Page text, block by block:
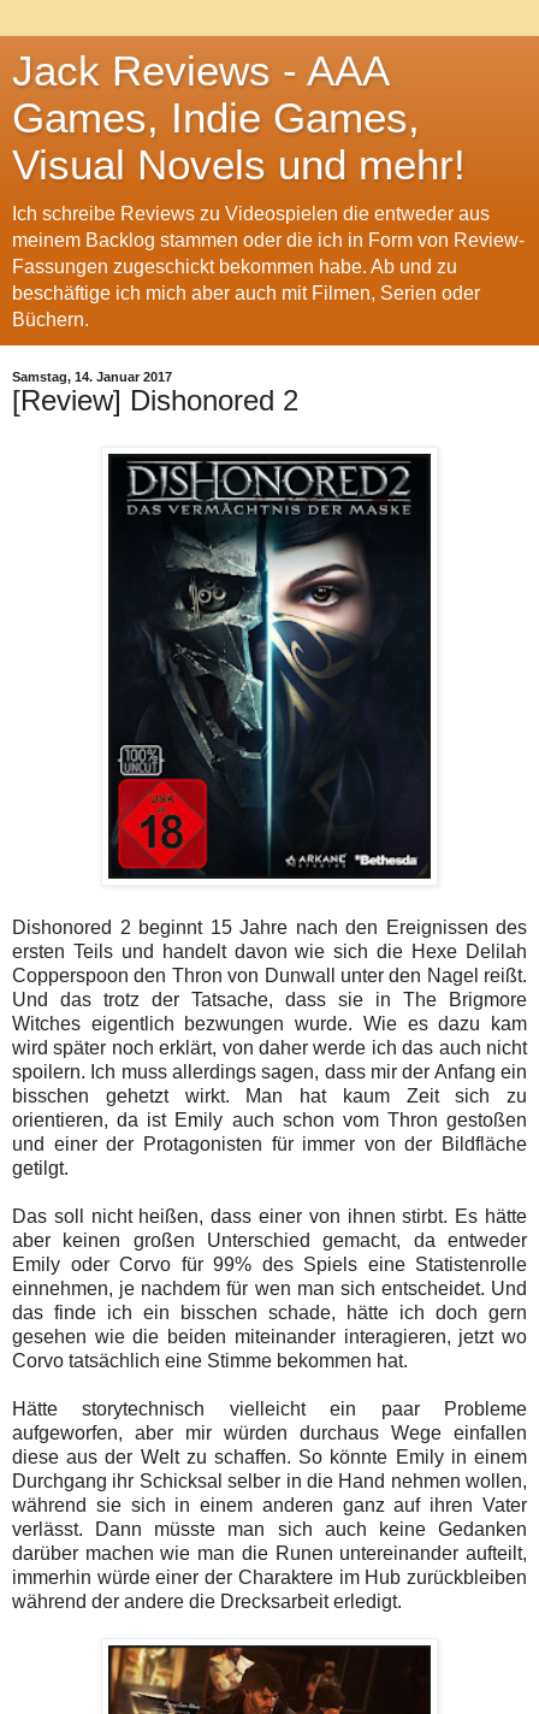
Jack Reviews - AAA
Games, Indie Games,
Visual Novels und mehr!
Ich schreibe Reviews zu Videospielen die entweder aus
meinem Backlog stammen oder die ich in Form von Review-
Fassungen zugeschickt bekommen habe. Ab und zu
beschäftige ich mich aber auch mit Filmen, Serien oder
Büchern.
Samstag, 14. Januar 2017
[Review] Dishonored 2
Dishonored 2 beginnt 15 Jahre nach den Ereignissen des
ersten Teils und handelt davon wie sich die Hexe Delilah
Copperspoon den Thron von Dunwall unter den Nagel reißt.
Und das trotz der Tatsache, dass sie in The Brigmore
Witches eigentlich bezwungen wurde. Wie es dazu kam
wird später noch erklärt, von daher werde ich das auch nicht
spoilern. Ich muss allerdings sagen, dass mir der Anfang ein
bisschen gehetzt wirkt. Man hat kaum Zeit sich zu
orientieren, da ist Emily auch schon vom Thron gestoßen
und einer der Protagonisten für immer von der Bildfläche
getilgt.
Das soll nicht heißen, dass einer von ihnen stirbt. Es hätte
aber keinen großen Unterschied gemacht, da entweder
Emily oder Corvo für 99% des Spiels eine Statistenrolle
einnehmen, je nachdem für wen man sich entscheidet. Und
das finde ich ein bisschen schade, hätte ich doch gern
gesehen wie die beiden miteinander interagieren, jetzt wo
Corvo tatsächlich eine Stimme bekommen hat.
Hätte storytechnisch vielleicht ein paar Probleme
aufgeworfen, aber mir würden durchaus Wege einfallen
diese aus der Welt zu schaffen. So könnte Emily in einem
Durchgang ihr Schicksal selber in die Hand nehmen wollen,
während sie sich in einem anderen ganz auf ihren Vater
verlässt. Dann müsste man sich auch keine Gedanken
darüber machen wie man die Runen untereinander aufteilt,
immerhin würde einer der Charaktere im Hub zurückbleiben
während der andere die Drecksarbeit erledigt.